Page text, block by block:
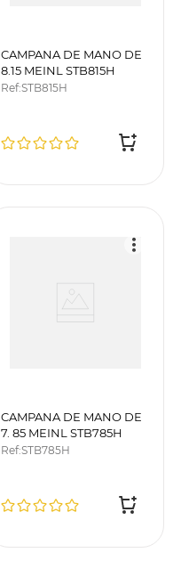
CAMPANA DE MANO DE
8.15 MEINL STB815H
Ref:STB815H
CAMPANA DE MANO DE
7. 85 MEINL STB785H
Ref:STB785H